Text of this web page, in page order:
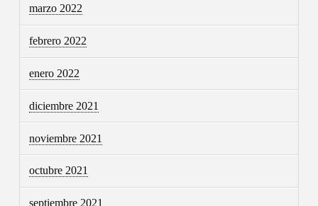
marzo 2022
febrero 2022
enero 2022
diciembre 2021
noviembre 2021
octubre 2021
septiembre 2021